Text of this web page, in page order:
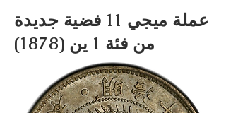
عملة ميجي 11 فضية جديدة
من فئة 1 ين (1878)